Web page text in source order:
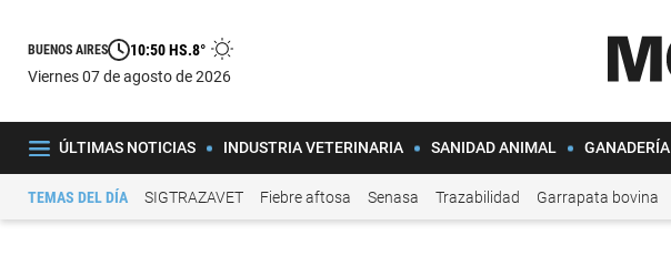
BUENOS AIRES 10:50 HS.8°
viernes 07 de agosto de 2026
ÚLTIMAS NOTICIAS INDUSTRIA VETERINARIA SANIDAD ANIMAL GANADERÍA
TEMAS DEL DÍA SIGTRAZAVET Fiebre aftosa Senasa Trazabilidad Garrapata bovina